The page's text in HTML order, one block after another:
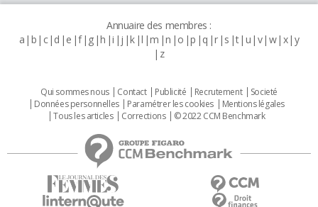
Annuaire des membres :
a b c d e f g h i j k l m n o p q r s t u v w x y
z
Qui sommes nous Contact Publicité Recrutement
Societé
Données personnelles
Paramétrer les cookies
Mentions légales
Tous les articles
Corrections © 2022 CCM Benchmark